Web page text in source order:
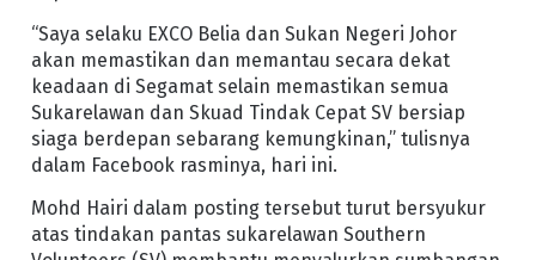
“Saya selaku EXCO Belia dan Sukan Negeri Johor
akan memastikan dan memantau secara dekat
keadaan di Segamat selain memastikan semua
Sukarelawan dan Skuad Tindak Cepat SV bersiap
siaga berdepan sebarang kemungkinan,” tulisnya
dalam Facebook rasminya, hari ini.
Mohd Hairi dalam posting tersebut turut bersyukur
atas tindakan pantas sukarelawan Southern